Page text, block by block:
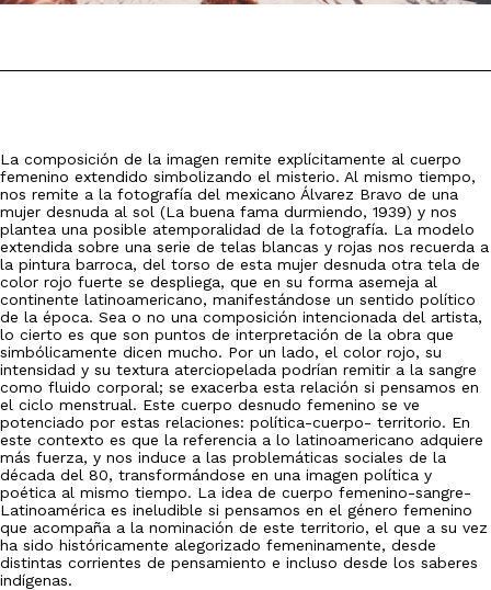
La composición de la imagen remite explícitamente al cuerpo
femenino extendido simbolizando el misterio. Al mismo tiempo,
nos remite a la fotografía del mexicano Álvarez Bravo de una
mujer desnuda al sol (La buena fama durmiendo, 1939) y nos
plantea una posible atemporalidad de la fotografía. La modelo
extendida sobre una serie de telas blancas y rojas nos recuerda a
la pintura barroca, del torso de esta mujer desnuda otra tela de
color rojo fuerte se despliega, que en su forma asemeja al
continente latinoamericano, manifestándose un sentido político
de la época. Sea o no una composición intencionada del artista,
lo cierto es que son puntos de interpretación de la obra que
simbólicamente dicen mucho. Por un lado, el color rojo, su
intensidad y su textura aterciopelada podrían remitir a la sangre
como fluido corporal; se exacerba esta relación si pensamos en
el ciclo menstrual. Este cuerpo desnudo femenino se ve
potenciado por estas relaciones: política-cuerpo- territorio. En
este contexto es que la referencia a lo latinoamericano adquiere
más fuerza, y nos induce a las problemáticas sociales de la
década del 80, transformándose en una imagen política y
poética al mismo tiempo. La idea de cuerpo femenino-sangre-
Latinoamérica es ineludible si pensamos en el género femenino
que acompaña a la nominación de este territorio, el que a su vez
ha sido históricamente alegorizado femeninamente, desde
distintas corrientes de pensamiento e incluso desde los saberes
indígenas.